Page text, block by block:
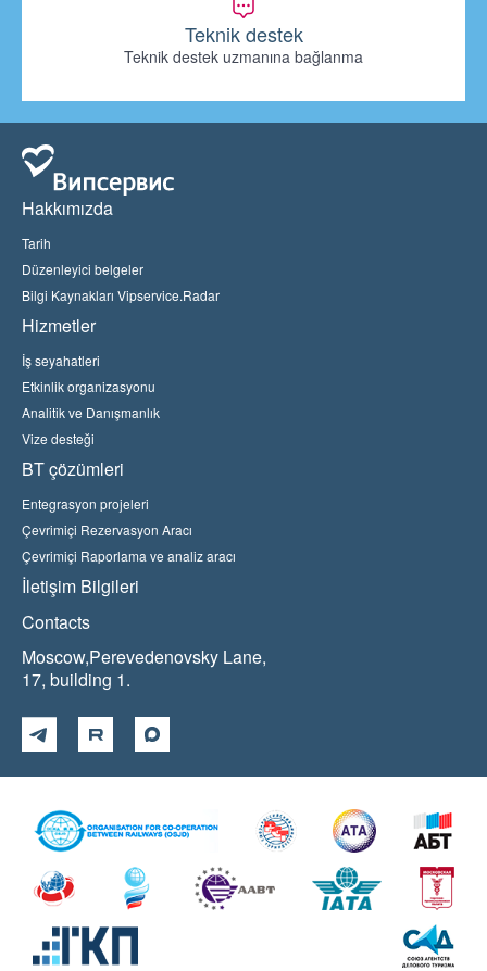
Teknik destek
Teknik destek uzmanına bağlanma
Hakkımızda
Tarih
Düzenleyici belgeler
Bilgi Kaynakları Vipservice.Radar
Hizmetler
İş seyahatleri
Etkinlik organizasyonu
Analitik ve Danışmanlık
Vize desteği
BT çözümleri
Entegrasyon projeleri
Çevrimiçi Rezervasyon Aracı
Çevrimiçi Raporlama ve analiz aracı
İletişim Bilgileri
Contacts
Moscow,Perevedenovsky Lane,
17, building 1.